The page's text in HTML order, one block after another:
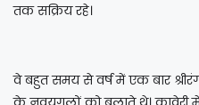
तक सक्रिय रहे।
वे बहुत समय से वर्ष में एक बार